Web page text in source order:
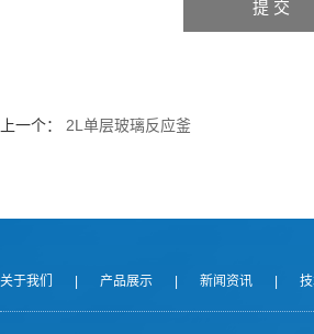
上一个： 2L单层玻璃反应釜
关于我们 产品展示 新闻资讯